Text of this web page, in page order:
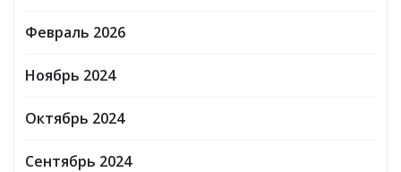
Февраль 2026
Ноябрь 2024
Октябрь 2024
Сентябрь 2024